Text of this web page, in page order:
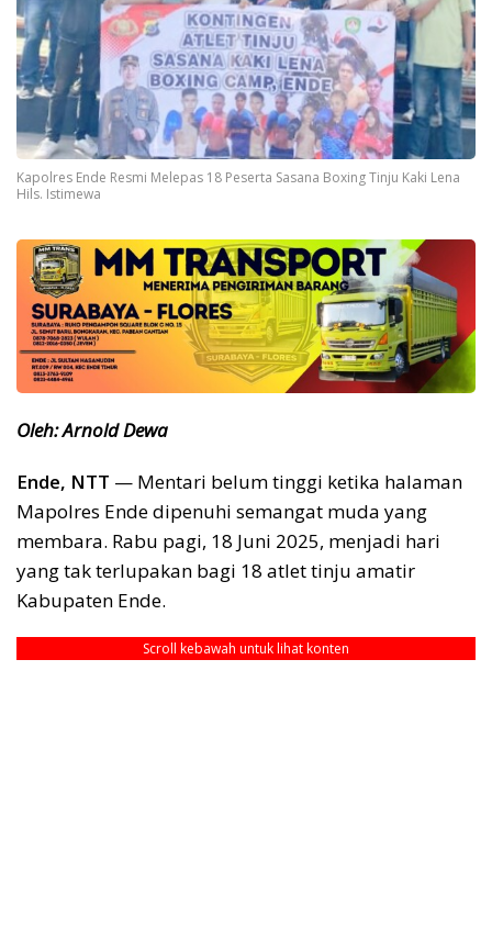
Kapolres Ende Resmi Melepas 18 Peserta Sasana Boxing Tinju Kaki Lena
Hils. Istimewa
Oleh: Arnold Dewa
Ende, NTT — Mentari belum tinggi ketika halaman
Mapolres Ende dipenuhi semangat muda yang
membara. Rabu pagi, 18 Juni 2025, menjadi hari
yang tak terlupakan bagi 18 atlet tinju amatir
Kabupaten Ende.
Scroll kebawah untuk lihat konten